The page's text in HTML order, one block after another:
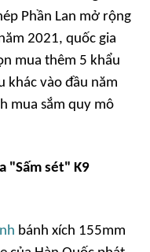
Phần Lan mở rộng
2021, quốc gia
mua thêm 5 khẩu
khác vào đầu năm
mua sắm quy mô
"Sấm sét" K9
bánh xích 155mm